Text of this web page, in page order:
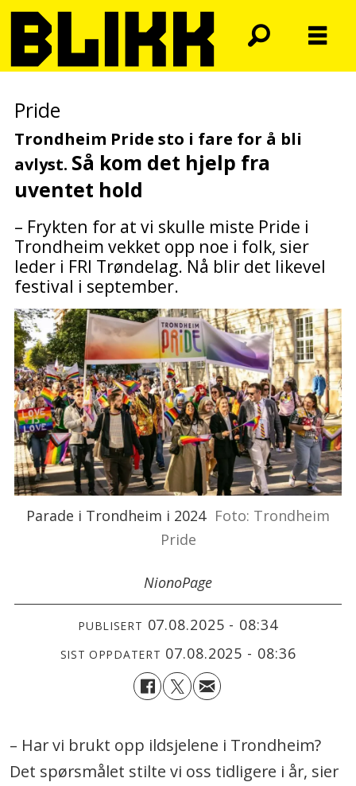
Pride
Trondheim Pride sto i fare for å bli
avlyst. Så kom det hjelp fra
uventet hold
– Frykten for at vi skulle miste Pride i
Trondheim vekket opp noe i folk, sier
leder i FRI Trøndelag. Nå blir det likevel
festival i september.
Parade i Trondheim i 2024 Foto: Trondheim
Pride
NionoPage
PUBLISERT 07.08.2025 - 08:34
SIST OPPDATERT 07.08.2025 - 08:36
– Har vi brukt opp ildsjelene i Trondheim?
Det spørsmålet stilte vi oss tidligere i år, sier